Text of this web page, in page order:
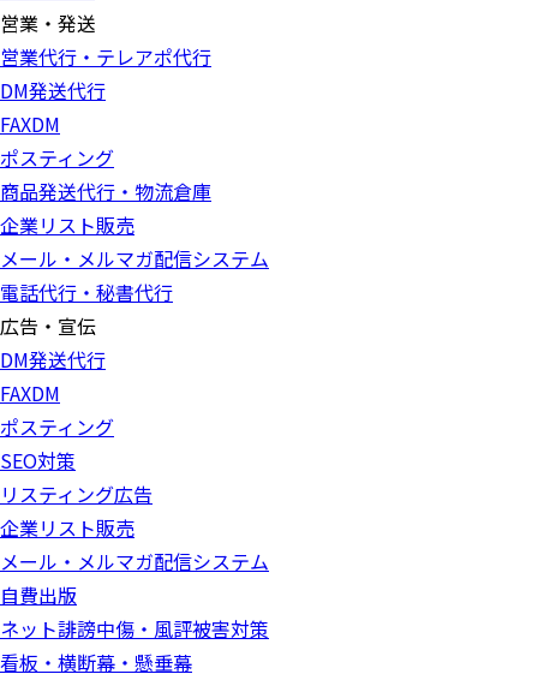
営業・発送
営業代行・テレアポ代行
DM発送代行
FAXDM
ポスティング
商品発送代行・物流倉庫
企業リスト販売
メール・メルマガ配信システム
電話代行・秘書代行
広告・宣伝
DM発送代行
FAXDM
ポスティング
SEO対策
リスティング広告
企業リスト販売
メール・メルマガ配信システム
自費出版
ネット誹謗中傷・風評被害対策
看板・横断幕・懸垂幕